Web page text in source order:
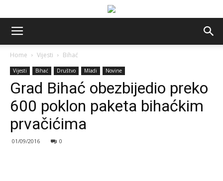
Home Vijesti Bihać
Vijesti Bihać Društvo Mladi Novine
Grad Bihać obezbijedio preko
600 poklon paketa bihaćkim
prvačićima
01/09/2016 0